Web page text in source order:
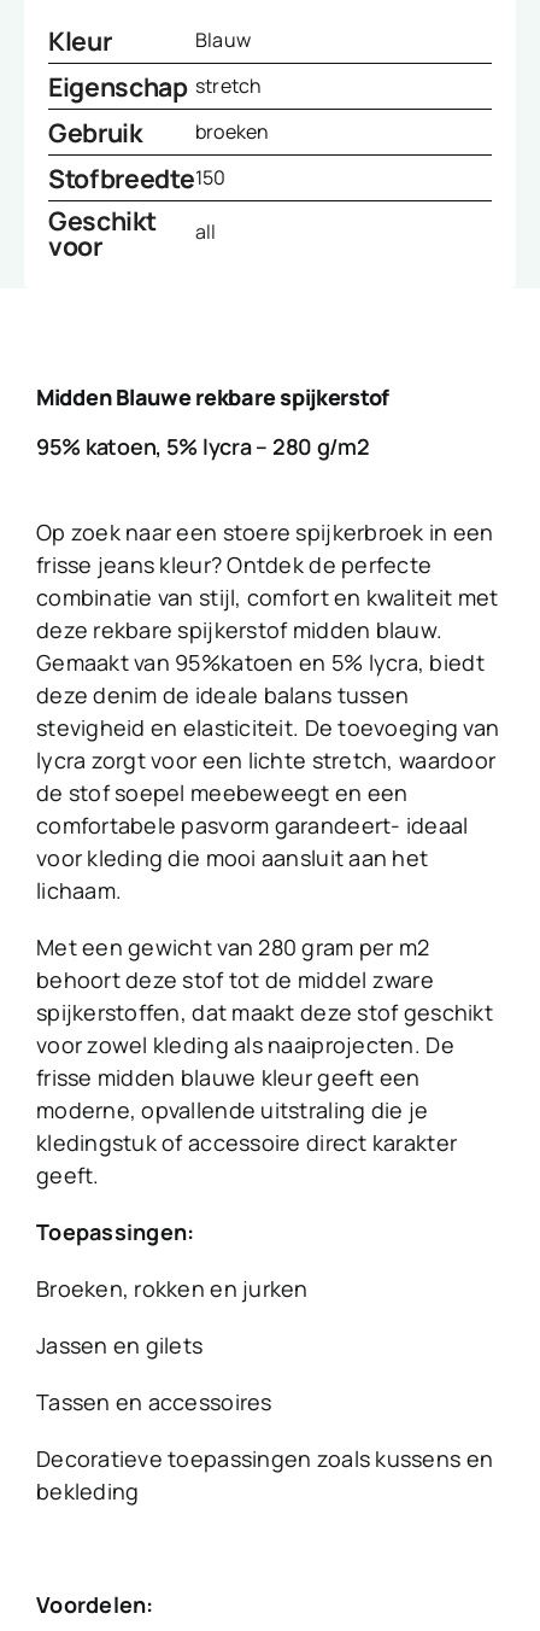
Kleur Blauw
Eigenschap stretch
Gebruik broeken
Stofbreedte150
Geschikt
voor all
Midden Blauwe rekbare spijkerstof
95% katoen, 5% lycra – 280 g/m2
Op zoek naar een stoere spijkerbroek in een
frisse jeans kleur? Ontdek de perfecte
combinatie van stijl, comfort en kwaliteit met
deze rekbare spijkerstof midden blauw.
Gemaakt van 95%katoen en 5% lycra, biedt
deze denim de ideale balans tussen
stevigheid en elasticiteit. De toevoeging van
lycra zorgt voor een lichte stretch, waardoor
de stof soepel meebeweegt en een
comfortabele pasvorm garandeert- ideaal
voor kleding die mooi aansluit aan het
lichaam.
Met een gewicht van 280 gram per m2
behoort deze stof tot de middel zware
spijkerstoffen, dat maakt deze stof geschikt
voor zowel kleding als naaiprojecten. De
frisse midden blauwe kleur geeft een
moderne, opvallende uitstraling die je
kledingstuk of accessoire direct karakter
geeft.
Toepassingen:
Broeken, rokken en jurken
Jassen en gilets
Tassen en accessoires
Decoratieve toepassingen zoals kussens en
bekleding
Voordelen: